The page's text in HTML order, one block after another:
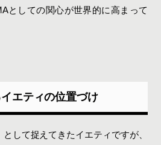
としての関心が世界的に高まって
エティの位置づけ
して捉えてきたイエティですが、